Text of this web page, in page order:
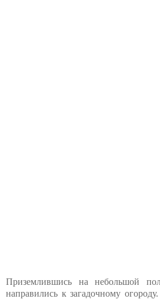
Приземлившись на небольшой
направились к загадочному